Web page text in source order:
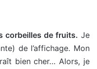
corbeilles de fruits. Je
de l’affichage. Mon
bien cher… Alors, je